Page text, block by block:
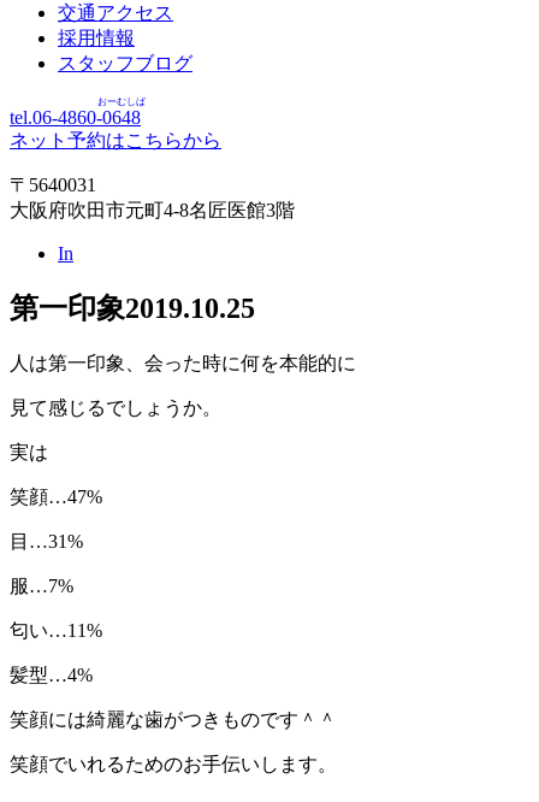
交通アクセス
採用情報
スタッフブログ
tel.06-4860-0648
おーむしば
ネット予約はこちらから
〒5640031
大阪府吹田市元町4-8名匠医館3階
In
第一印象2019.10.25
人は第一印象、会った時に何を本能的に
見て感じるでしょうか。
実は
笑顔…47%
目…31%
服…7%
匂い…11%
髪型…4%
笑顔には綺麗な歯がつきものです＾＾
笑顔でいれるためのお手伝いします。